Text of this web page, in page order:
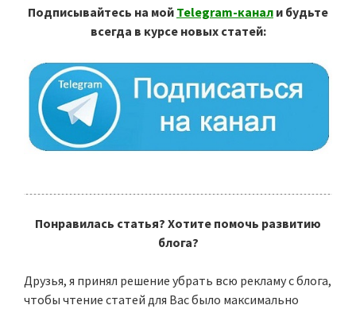
Подписывайтесь на мой Telegram-канал и будьте
всегда в курсе новых статей:
Понравилась статья? Хотите помочь развитию
блога?
Друзья, я принял решение убрать всю рекламу с блога,
чтобы чтение статей для Вас было максимально